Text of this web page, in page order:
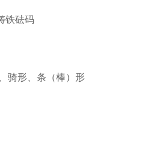
铁砝码
骑形、条（棒）形